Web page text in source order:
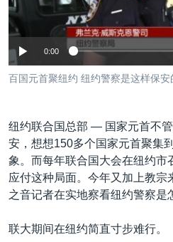
到
检
美洲
劳工
国会报道
美中关系
重要讲话与声明
台海两岸关系
南中国海争端
VOA今日焦点
中文广播
关注我们
其他语言网站
0:00
百国元首聚纽约 纽约警察是这样保安
纽约联合国总部 — 国家元首不
安，想想150多个国家元首聚集
象。而每年联合国大会在纽约市
应付这种局面。今年又加上教宗
之音记者在实地察看纽约警察是
联大期间在纽约简直寸步难行。